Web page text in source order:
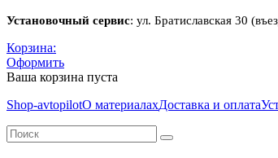
Установочный сервис: ул. Братиславская 30
Корзина:
Оформить
Ваша корзина пуста
Shop-avtopilotО материалахДоставка и оплата